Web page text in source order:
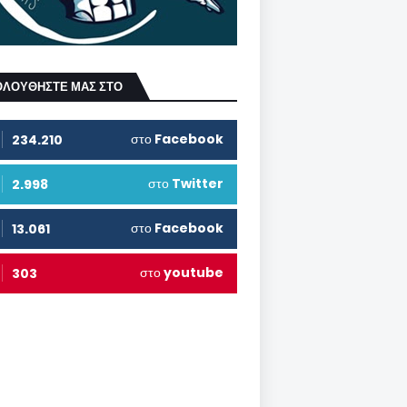
ΜΑΣ ΣΤΟ
234.210 στο Facebook
2.998 στο Twitter
13.061 στο Facebook
303 στοyoutube